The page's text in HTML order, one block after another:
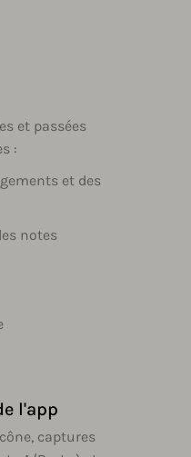
et passées
:
et des
notes
l'app
captures